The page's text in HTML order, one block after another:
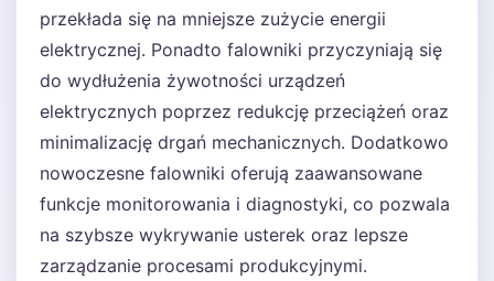
przekłada się na mniejsze zużycie energii
elektrycznej. Ponadto falowniki przyczyniają się
do wydłużenia żywotności urządzeń
elektrycznych poprzez redukcję przeciążeń oraz
minimalizację drgań mechanicznych. Dodatkowo
nowoczesne falowniki oferują zaawansowane
funkcje monitorowania i diagnostyki, co pozwala
na szybsze wykrywanie usterek oraz lepsze
zarządzanie procesami produkcyjnymi.